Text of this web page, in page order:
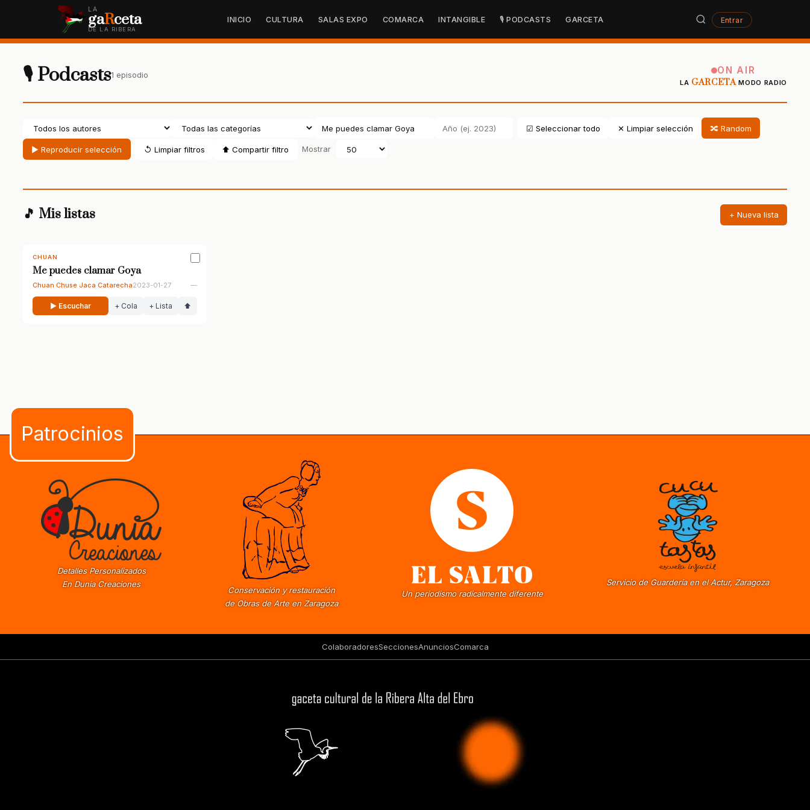
LA
gaRceta
DE LA RIBERA
INICIO CULTURA SALAS EXPO COMARCA INTANGIBLE 🎙 PODCASTS GARCETA Entrar
🎙 Podcasts1 episodio ON AIR
LA GARCETAMODO RADIO
☑ Seleccionar todo ✕ Limpiar selección 🔀 Random
▶ Reproducir selección ↺ Limpiar filtros ⬆ Compartir filtro Mostrar
🎵 Mis listas + Nueva lista
CHUAN
Me puedes clamar Goya
Chuan Chuse Jaca Catarecha2023-01-27 —
▶ Escuchar + Cola + Lista ⬆
Detalles Personalizados
En Dunia Creaciones
Conservación y restauración
de Obras de Arte en Zaragoza
Un periodismo radicalmente diferente
Servicio de Guardería en el Actur, Zaragoza
ColaboradoresSeccionesAnunciosComarca